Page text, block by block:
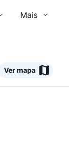
Mais
Ver mapa